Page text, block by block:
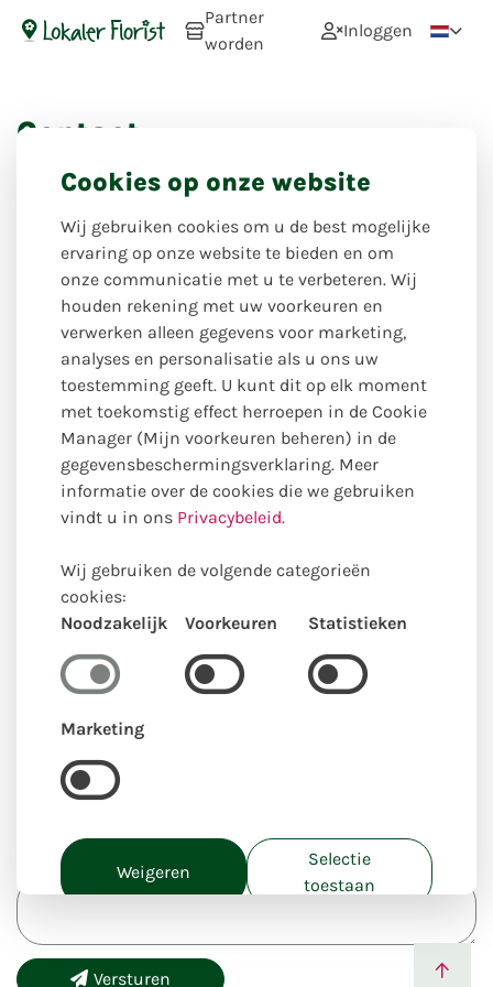
Partner
worden
Inloggen
Contact
Bent u een Duitse bloemist en heeft u vragen of wilt u
meer informatie over onze diensten? Via dit
contactformulier kunt u eenvoudig en vrijblijvend
contact met ons opnemen. Wij staan klaar om al uw
vragen te beantwoorden en u te voorzien van de
informatie die u nodig heeft. Vul het formulier in en wij
nemen zo snel mogelijk contact met u op. Uw eerste stap
naar een succesvolle samenwerking begint hier!
Bedrijf
Voornaam
Achternaam
E-mail
Telefoonnr.
Opmerking
Versturen
Cookies op onze website
Wij gebruiken cookies om u de best mogelijke
ervaring op onze website te bieden en om
onze communicatie met u te verbeteren. Wij
houden rekening met uw voorkeuren en
verwerken alleen gegevens voor marketing,
analyses en personalisatie als u ons uw
toestemming geeft. U kunt dit op elk moment
met toekomstig effect herroepen in de Cookie
Manager (Mijn voorkeuren beheren) in de
gegevensbeschermingsverklaring. Meer
informatie over de cookies die we gebruiken
vindt u in ons Privacybeleid.
Wij gebruiken de volgende categorieën
cookies:
Noodzakelijk
Voorkeuren Statistieken
Marketing
Weigeren
Selectie
toestaan